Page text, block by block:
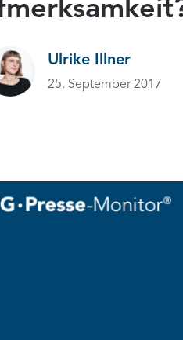
Ulrike Illner
25. September 2017